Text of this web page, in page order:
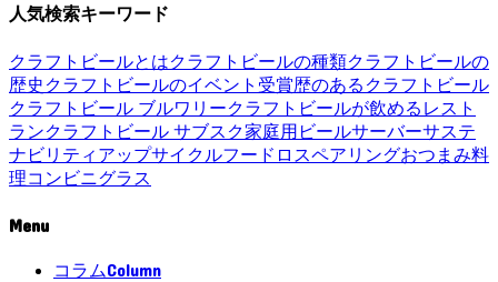
人気検索キーワード
クラフトビールとはクラフトビールの種類クラフトビールの
歴史 クラフトビールのイベント 受賞歴のあるクラフトビール
クラフトビール ブルワリークラフトビールが飲めるレスト
ランクラフトビール サブスク家庭用ビールサーバーサステ
ナビリティ アップサイクルフードロスペアリングおつまみ料
理コンビニグラス
Menu
コラムColumn